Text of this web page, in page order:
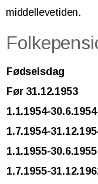
middellevetiden.
Fødselsdag
Før 31.12.1953
1.1.1954-30.6.1954
1.7.1954-
1.1.1955-30.6.1955
1.7.1955-